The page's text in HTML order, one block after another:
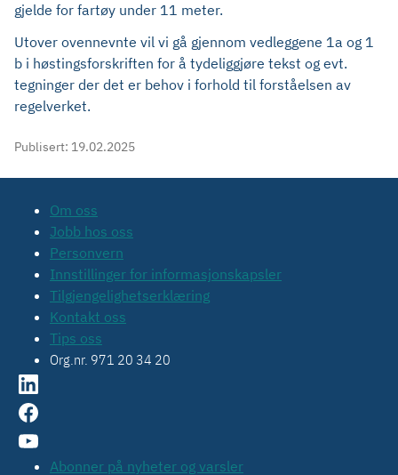
gjelde for fartøy under 11 meter.
Utover ovennevnte vil vi gå gjennom vedleggene 1a og 1
b i høstingsforskriften for å tydeliggjøre tekst og evt.
tegninger der det er behov i forhold til forståelsen av
regelverket.
Publisert: 19.02.2025
Om oss
Jobb hos oss
Personvern
Innstillinger for informasjonskapsler
Tilgjengelighetserklæring
Kontakt oss
Tips oss
Org.nr. 971 20 34 20
Abonner på nyheter og varsler